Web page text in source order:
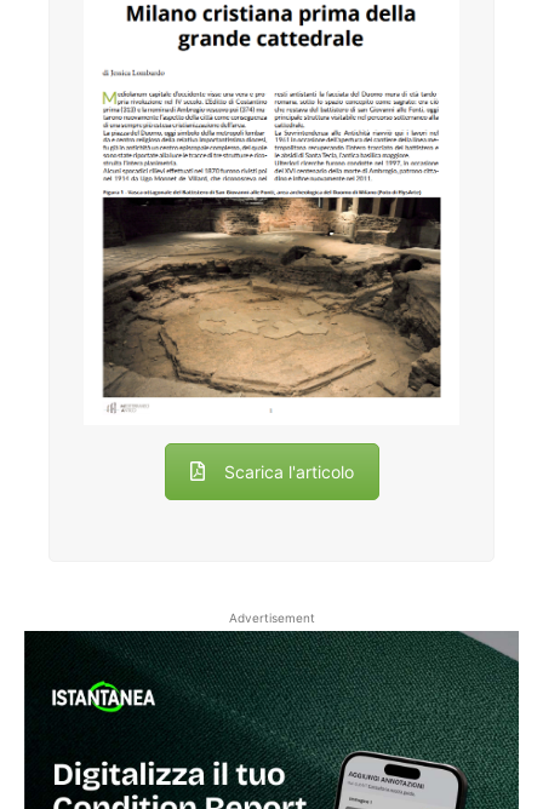
Scarica l'articolo
Advertisement